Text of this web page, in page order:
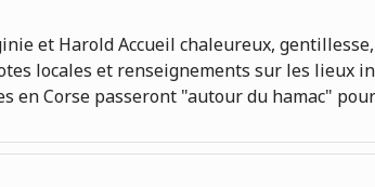
et Harold Accueil chaleureux,
locales et renseignements sur les
en Corse passeront "autour du hamac"